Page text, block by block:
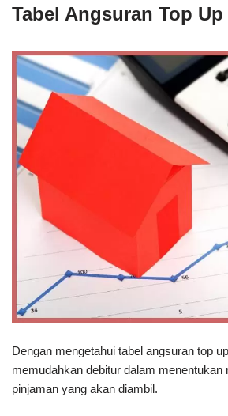
Tabel Angsuran Top Up
Dengan mengetahui tabel angsuran top
memudahkan debitur dalam menentukan
pinjaman yang akan diambil.